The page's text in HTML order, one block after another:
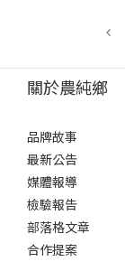
關於農純鄉
品牌故事
最新公告
媒體報導
檢驗報告
部落格文章
合作提案